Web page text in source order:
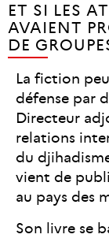
ET SI LES
AVAIENT
DE
La fiction
défense par
Directeur
relations
du
vient de
au pays des
Son livre se